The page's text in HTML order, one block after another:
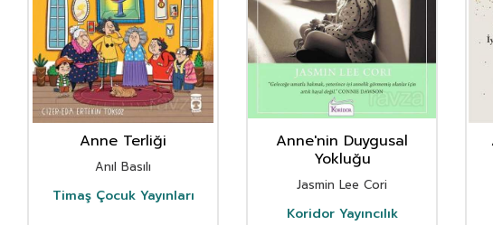
Anne Terliği
Anıl Basılı
Timaş Çocuk Yayınları
Anne'nin Duygusal
Yokluğu
Jasmin Lee Cori
Koridor Yayıncılık